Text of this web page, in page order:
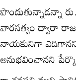
పొందుతున్నాడన్నా
వారసత్వం ద్వారా
నాయకునిగా
అనుభవించానని